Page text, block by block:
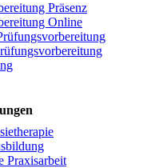
Präsenz
Online
Praxisarbeit